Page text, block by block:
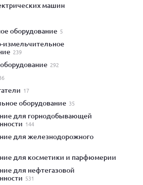
машин
оборудование 5
239
оборудование 292
17
оборудование 35
144
для косметики и парфюмерии
531